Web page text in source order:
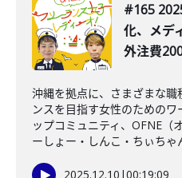
#165
化、メデ
外注費
沖縄を拠点に、さまざまな
ンスを目指す女性のための
ップコミュニティ、OFNE（
ーしょー・しんこ・ちぃちゃ
2025.12.10 |00:19:09